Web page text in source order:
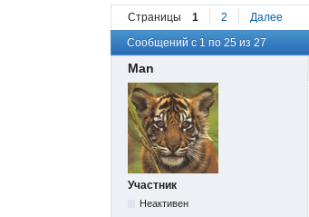
Страницы 1 2 Далее
Сообщений с 1 по 25 из 27
Man
Участник
Неактивен